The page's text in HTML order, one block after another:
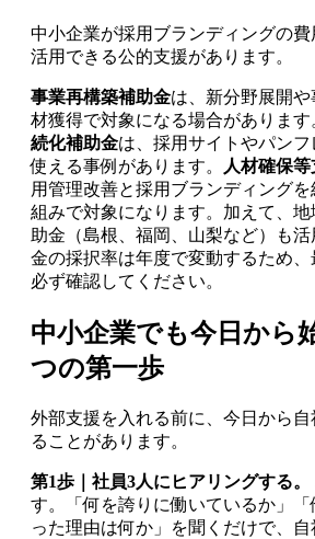
中小企業が採用ブランディングの
活用できる公的支援があります。
事業再構築補助金は、新分野展開
材獲得で対象になる場合があります
続化補助金は、採用サイトやパン
使える事例があります。
人材確保
用管理改善と採用ブランディングを
組みで対象になります。加えて、
助金（島根、福岡、山梨など）も
金の採択率は年度で変動するため
必ず確認してください。
中小企業でも今日から
つの第一歩
外部支援を入れる前に、今日から
ることがあります。
第1歩｜社員3人にヒアリングする。
す。「何を誇りに働いているか」
った理由は何か」を聞くだけで、